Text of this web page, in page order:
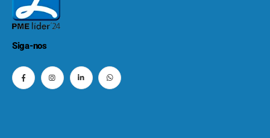
Siga-nos